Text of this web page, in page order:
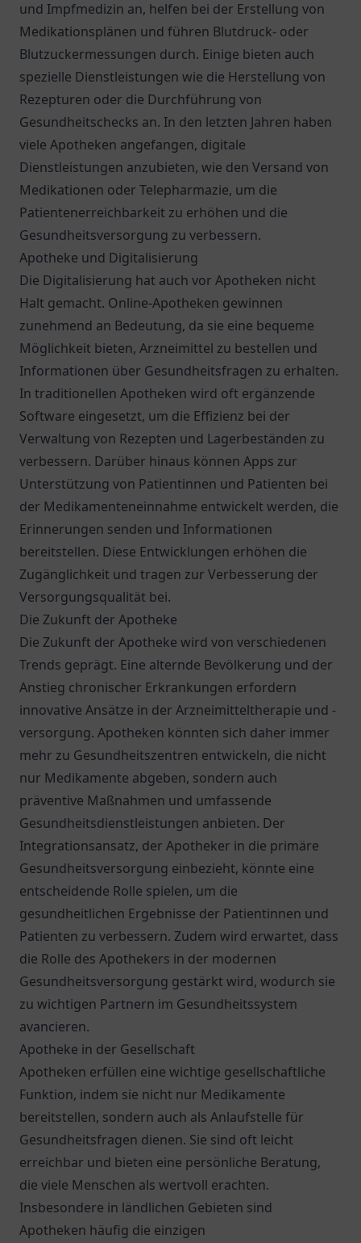
und Impfmedizin an, helfen bei der Erstellung von
Medikationsplänen und führen Blutdruck- oder
Blutzuckermessungen durch. Einige bieten auch
spezielle Dienstleistungen wie die Herstellung von
Rezepturen oder die Durchführung von
Gesundheitschecks an. In den letzten Jahren haben
viele Apotheken angefangen, digitale
Dienstleistungen anzubieten, wie den Versand von
Medikationen oder Telepharmazie, um die
Patientenerreichbarkeit zu erhöhen und die
Gesundheitsversorgung zu verbessern.
Apotheke und Digitalisierung
Die Digitalisierung hat auch vor Apotheken nicht
Halt gemacht. Online-Apotheken gewinnen
zunehmend an Bedeutung, da sie eine bequeme
Möglichkeit bieten, Arzneimittel zu bestellen und
Informationen über Gesundheitsfragen zu erhalten.
In traditionellen Apotheken wird oft ergänzende
Software eingesetzt, um die Effizienz bei der
Verwaltung von Rezepten und Lagerbeständen zu
verbessern. Darüber hinaus können Apps zur
Unterstützung von Patientinnen und Patienten bei
der Medikamenteneinnahme entwickelt werden, die
Erinnerungen senden und Informationen
bereitstellen. Diese Entwicklungen erhöhen die
Zugänglichkeit und tragen zur Verbesserung der
Versorgungsqualität bei.
Die Zukunft der Apotheke
Die Zukunft der Apotheke wird von verschiedenen
Trends geprägt. Eine alternde Bevölkerung und der
Anstieg chronischer Erkrankungen erfordern
innovative Ansätze in der Arzneimitteltherapie und -
versorgung. Apotheken könnten sich daher immer
mehr zu Gesundheitszentren entwickeln, die nicht
nur Medikamente abgeben, sondern auch
präventive Maßnahmen und umfassende
Gesundheitsdienstleistungen anbieten. Der
Integrationsansatz, der Apotheker in die primäre
Gesundheitsversorgung einbezieht, könnte eine
entscheidende Rolle spielen, um die
gesundheitlichen Ergebnisse der Patientinnen und
Patienten zu verbessern. Zudem wird erwartet, dass
die Rolle des Apothekers in der modernen
Gesundheitsversorgung gestärkt wird, wodurch sie
zu wichtigen Partnern im Gesundheitssystem
avancieren.
Apotheke in der Gesellschaft
Apotheken erfüllen eine wichtige gesellschaftliche
Funktion, indem sie nicht nur Medikamente
bereitstellen, sondern auch als Anlaufstelle für
Gesundheitsfragen dienen. Sie sind oft leicht
erreichbar und bieten eine persönliche Beratung,
die viele Menschen als wertvoll erachten.
Insbesondere in ländlichen Gebieten sind
Apotheken häufig die einzigen